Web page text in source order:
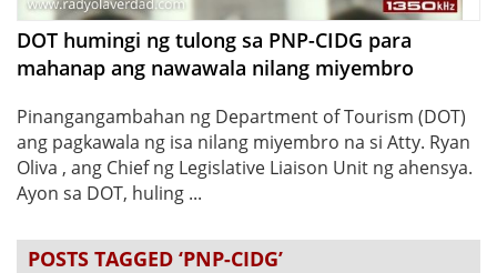
DOT humingi ng tulong sa PNP-CIDG para
mahanap ang nawawala nilang miyembro
Pinangangambahan ng Department of Tourism (DOT)
ang pagkawala ng isa nilang miyembro na si Atty. Ryan
Oliva , ang Chief ng Legislative Liaison Unit ng ahensya.
Ayon sa DOT, huling ...
POSTS TAGGED ‘PNP-CIDG’